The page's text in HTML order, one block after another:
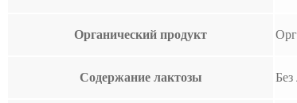
Органический продукт
Содержание лактозы Без